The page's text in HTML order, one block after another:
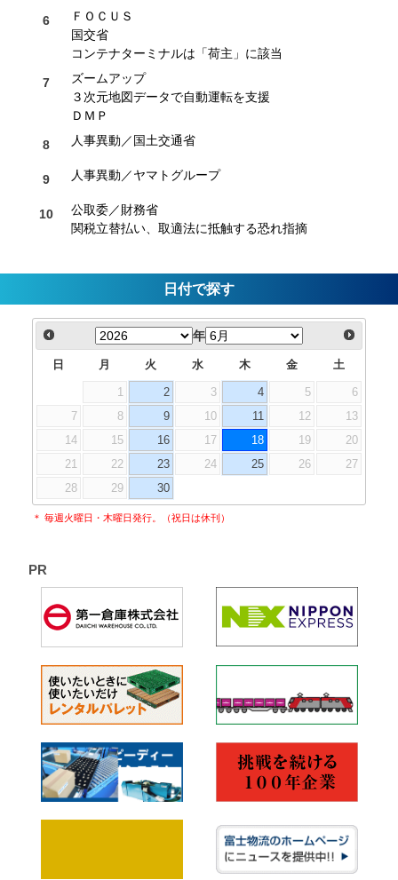
ＦＯＣＵＳ
国交省
コンテナターミナルは「荷主」に該当
ズームアップ
３次元地図データで自動運転を支援
ＤＭＰ
人事異動／国土交通省
人事異動／ヤマトグループ
公取委／財務省
関税立替払い、取適法に抵触する恐れ指摘
日付で探す
年
日 月 火 水 木 金 土
1 2 3 4 5
6
7
8 9 10 11 12
13
14
15 16 17 18 19
20
21
22 23 24 25 26
27
28
29 30
＊ 毎週火曜日・木曜日発行。（祝日は休刊）